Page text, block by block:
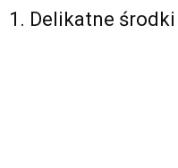
1. Delikatne